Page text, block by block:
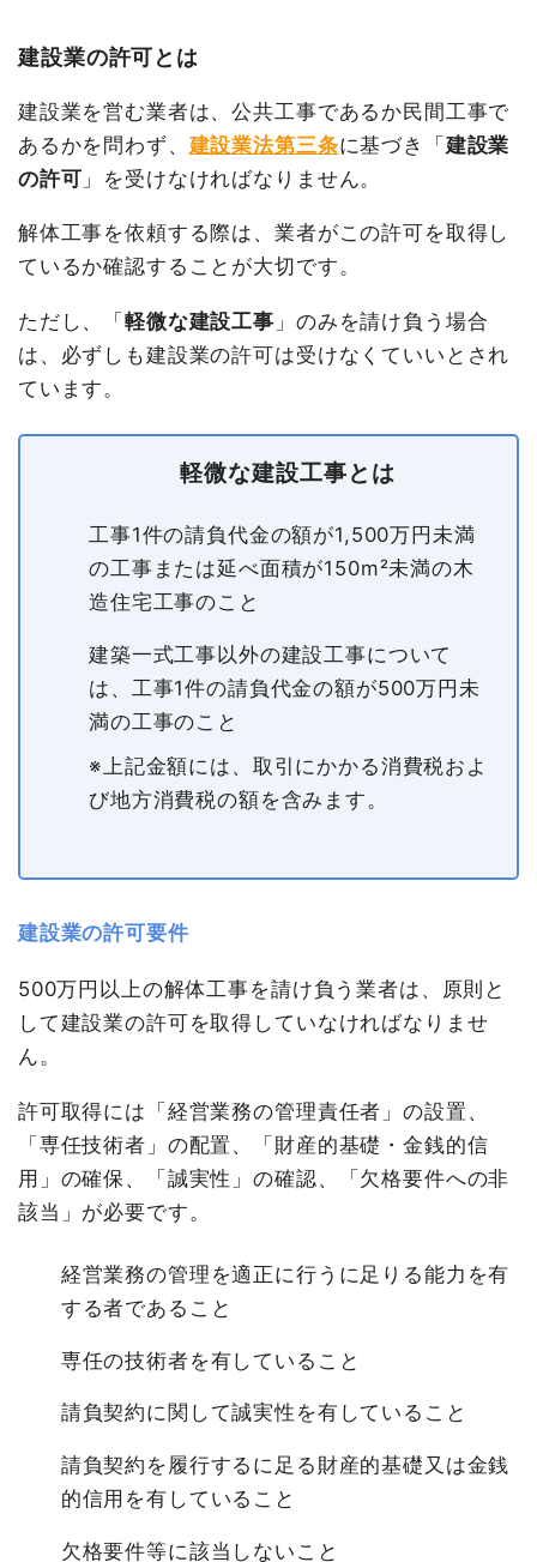
建設業の許可とは
建設業を営む業者は、公共工事であるか民間工事で
あるかを問わず、 建設業法第三条に基づき「建設業
の許可 」を受けなければなりません。
解体工事を依頼する際は、業者がこの許可を取得し
ているか確認することが大切です。
ただし、「軽微な建設工事 」のみを請け負う場合
は、必ずしも建設業の許可は受けなくていいとされ
ています。
軽微な建設工事とは
工事1件の請負代金の額が1,500万円未満
の工事または延べ面積が150m²未満の木
造住宅工事のこと
建築一式工事以外の建設工事について
は、工事1件の請負代金の額が500万円未
満の工事のこと
※上記金額には、取引にかかる消費税およ
び地方消費税の額を含みます。
建設業の許可要件
500万円以上の解体工事を請け負う業者は、原則と
して建設業の許可を取得していなければなりませ
ん。
許可取得には「経営業務の管理責任者」の設置、
「専任技術者」の配置、「財産的基礎・金銭的信
用」の確保、「誠実性」の確認、「欠格要件への非
該当」が必要です。
経営業務の管理を適正に行うに足りる能力を有
する者であること
専任の技術者を有していること
請負契約に関して誠実性を有していること
請負契約を履行するに足る財産的基礎又は金銭
的信用を有していること
欠格要件等に該当しないこと